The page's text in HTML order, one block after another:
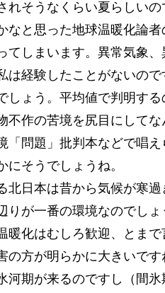
れそうなくらい夏らしいの
と思った地球温暖化論
てしまいます。異常気象
は経験したことがないの
しょう。平均値で判明する
作の苦境を尻目にして
「問題」批判本などで唱
そうでしょうね。
日本は昔から気候が寒
りが一番の環境なのでし
暖化はむしろ歓迎、とま
の方が明らかに大きいです
期が来るのですし（間